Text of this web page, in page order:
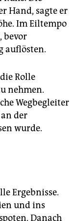
Hand, sagte er
Im Eiltempo
bevor
auflösten.
Rolle
nehmen.
Wegbegleiter
der
wurde.
Ergebnisse.
und ins
Danach